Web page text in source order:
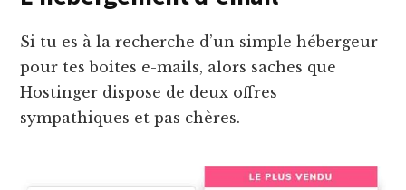
Si tu es à la recherche d’un simple hébergeur
pour tes boites e-mails, alors saches que
Hostinger dispose de deux offres
sympathiques et pas chères.